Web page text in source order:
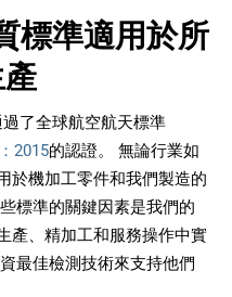
標準適用於所
了全球航空航天標準
2015的認證。 無論行業如
於機加工零件和我們製造的
標準的關鍵因素是我們的
產、精加工和服務操作中實
最佳檢測技術來支持他們